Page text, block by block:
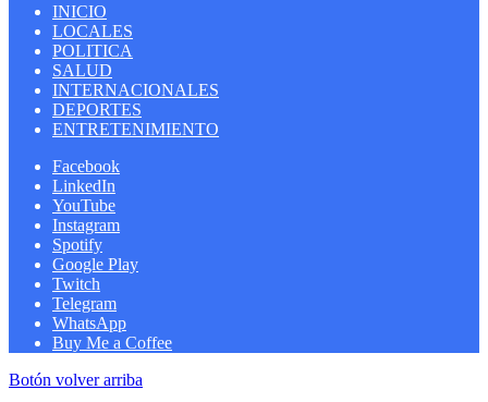
INICIO
LOCALES
POLITICA
SALUD
INTERNACIONALES
DEPORTES
ENTRETENIMIENTO
Facebook
LinkedIn
YouTube
Instagram
Spotify
Google Play
Twitch
Telegram
WhatsApp
Buy Me a Coffee
Botón volver arriba